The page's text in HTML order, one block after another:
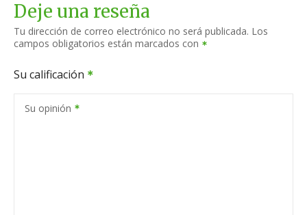
Deje una reseña
Tu dirección de correo electrónico no será publicada. Los
campos obligatorios están marcados con
Su calificación
Su opinión